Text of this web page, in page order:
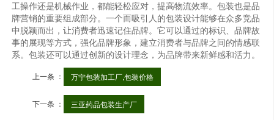
工操作还是机械作业，都能轻松应对，提高物流效率。包装也是品
牌营销的重要组成部分。一个而吸引人的包装设计能够在众多竞品
中脱颖而出，让消费者迅速记住品牌。它可以通过的标识、品牌故
事的展现等方式，强化品牌形象，建立消费者与品牌之间的情感联
系。包装还可以通过创新的设计理念，为品牌带来新鲜感和活力。
上一条 ： 万宁包装加工厂,包装价格
下一条 ： 三亚药品包装生产厂